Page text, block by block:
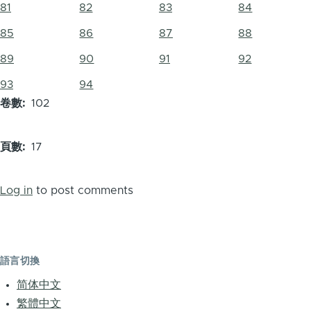
81 82 83 84
85 86 87 88
89 90 91 92
93
94
卷數
102
頁數 17
Log in to post comments
語言切換
简体中文
繁體中文